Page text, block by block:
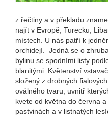
z řečtiny a v překladu
najít v Evropě, Turecku,
místech. U nás patří k
orchidejí. Jedná se o
bylinu se spodními listy
blanitými. Květenství
složený z drobných
oválného tvaru, uvnitř
kvete od května do června
pastvinách a v listnatých